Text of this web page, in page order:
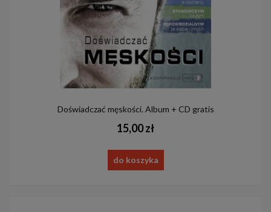
Doświadczać męskości. Album + CD gratis
15,00 zł
do koszyka